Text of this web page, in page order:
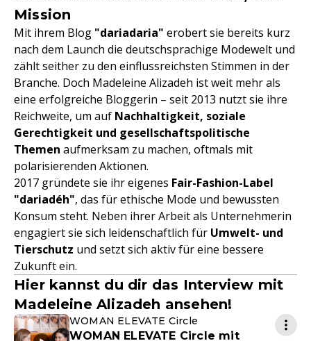
Mission
Mit ihrem Blog "dariadaria" erobert sie bereits kurz
nach dem Launch die deutschsprachige Modewelt und
zählt seither zu den einflussreichsten Stimmen in der
Branche. Doch Madeleine Alizadeh ist weit mehr als
eine erfolgreiche Bloggerin – seit 2013 nutzt sie ihre
Reichweite, um auf Nachhaltigkeit, soziale
Gerechtigkeit und gesellschaftspolitische
Themen aufmerksam zu machen, oftmals mit
polarisierenden Aktionen.
2017 gründete sie ihr eigenes Fair-Fashion-Label
"dariadéh", das für ethische Mode und bewussten
Konsum steht. Neben ihrer Arbeit als Unternehmerin
engagiert sie sich leidenschaftlich für Umwelt- und
Tierschutz und setzt sich aktiv für eine bessere
Zukunft ein.
Hier kannst du dir das Interview mit
Madeleine Alizadeh ansehen!
WOMAN ELEVATE Circle
WOMAN ELEVATE Circle mit